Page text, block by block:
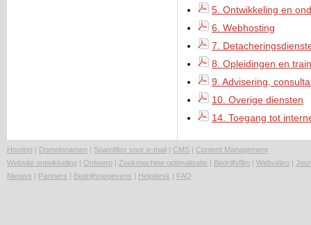
5. Ontwikkeling en
6. Webhosting
7.
8. Opleidingen en
9. Advisering,
10. Overige diensten
14. Toegang tot
Hosting Domeinnamen Spamfilter voor e-mail CMS
Content Management
Website ontwikkeling
Ontwerp Zoekmachine optimalisatie Bedrijfsfilm Webvideo
Nieuws
Partners Bedrijfsgegevens Helpdesk FAQ